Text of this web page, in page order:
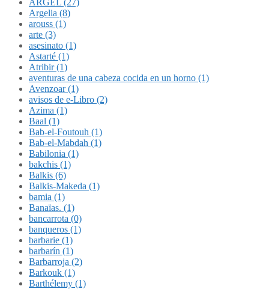
ARGEL (27)
Argelia (8)
arouss (1)
arte (3)
asesinato (1)
Astarté (1)
Atribir (1)
aventuras de una cabeza cocida en un horno (1)
Avenzoar (1)
avisos de e-Libro (2)
Azima (1)
Baal (1)
Bab-el-Foutouh (1)
Bab-el-Mabdah (1)
Babilonia (1)
bakchis (1)
Balkis (6)
Balkis-Makeda (1)
bamia (1)
Banaïas. (1)
bancarrota (0)
banqueros (1)
barbarie (1)
barbarín (1)
Barbarroja (2)
Barkouk (1)
Barthélemy (1)